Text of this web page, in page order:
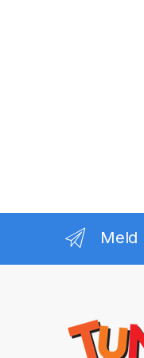
Meld